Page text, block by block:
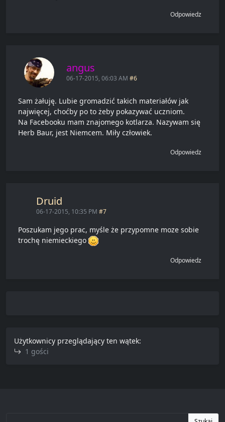
Odpowiedz
angus
06-17-2015, 06:03 AM #6
Sam żałuję. Lubie gromadzić takich materiałów jak
najwięcej, choćby po to żeby pokazywać uczniom.
Na Facebooku mam znajomego kotlarza. Nazywam się
Herb Baur, jest Niemcem. Miły człowiek.
Odpowiedz
Druid
06-17-2015, 10:35 PM #7
Poszukam jego prac, myśle że przypomne moze sobie
trochę niemieckiego
Odpowiedz
Użytkownicy przeglądający ten wątek:
1 gości